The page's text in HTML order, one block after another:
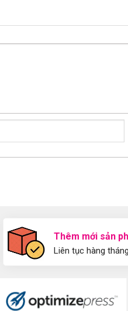
Thêm mới sản
Liên tục hàng tháng